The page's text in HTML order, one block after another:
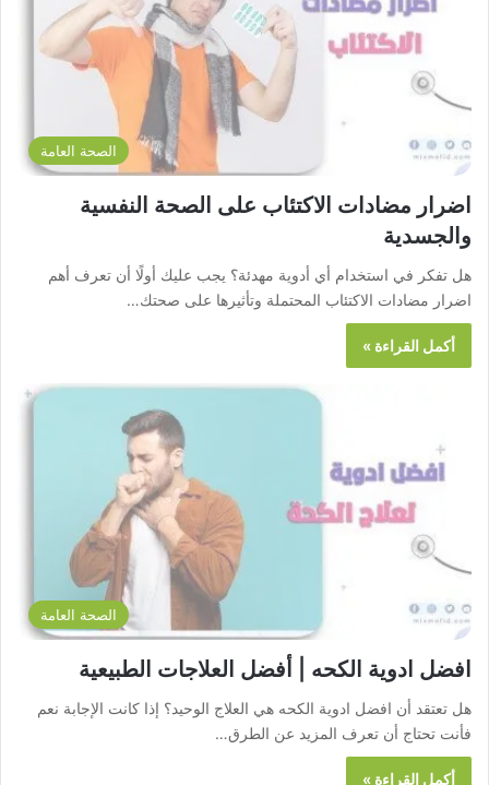
الصحة العامة
اضرار مضادات الاكتئاب على الصحة النفسية
والجسدية
هل تفكر في استخدام أي أدوية مهدئة؟ يجب عليك أولًا أن تعرف أهم
اضرار مضادات الاكتئاب المحتملة وتأثيرها على صحتك…
أكمل القراءة »
الصحة العامة
افضل ادوية الكحه | أفضل العلاجات الطبيعية
هل تعتقد أن افضل ادوية الكحه هي العلاج الوحيد؟ إذا كانت الإجابة نعم
فأنت تحتاج أن تعرف المزيد عن الطرق…
أكمل القراءة »